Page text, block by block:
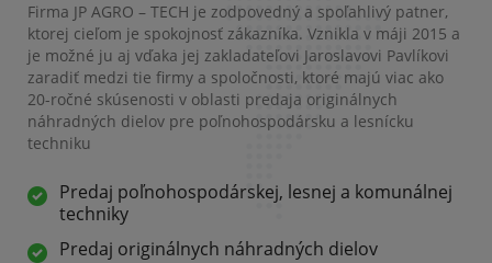
Firma JP AGRO – TECH je zodpovedný a spoľahlivý patner,
ktorej cieľom je spokojnosť zákazníka. Vznikla v máji 2015 a
je možné ju aj vďaka jej zakladateľovi Jaroslavovi Pavlíkovi
zaradiť medzi tie firmy a spoločnosti, ktoré majú viac ako
20-ročné skúsenosti v oblasti predaja originálnych
náhradných dielov pre poľnohospodársku a lesnícku
techniku
Predaj poľnohospodárskej, lesnej a komunálnej
techniky
Predaj originálnych náhradných dielov